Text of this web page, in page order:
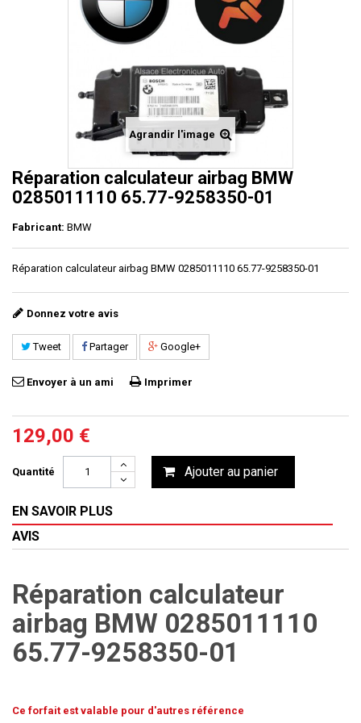
Agrandir l'image
Réparation calculateur airbag BMW
0285011110 65.77-9258350-01
Fabricant: BMW
Réparation calculateur airbag BMW 0285011110 65.77-9258350-01
Donnez votre avis
Tweet Partager Google+
Envoyer à un ami Imprimer
129,00 €
Quantité Ajouter au panier
EN SAVOIR PLUS
AVIS
Réparation calculateur
airbag BMW 0285011110
65.77-9258350-01
Ce forfait est valable pour d'autres référence